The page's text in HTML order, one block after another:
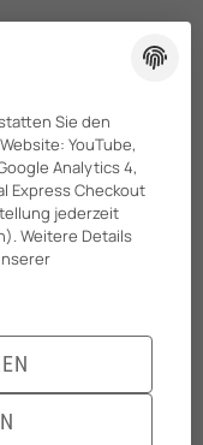
Sie den
YouTube,
Analytics 4,
Express Checkout
jederzeit
Weitere Details